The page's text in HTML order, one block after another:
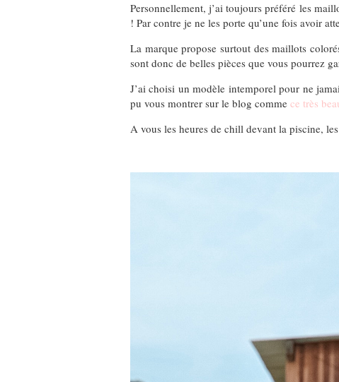
Personnellement, j’ai toujours préféré les
! Par contre je ne les porte qu’une fois avoir
La marque propose surtout des maillots
sont donc de belles pièces que vous pourrez
J’ai choisi un modèle intemporel pour ne
pu vous montrer sur le blog comme ce très
A vous les heures de chill devant la piscine,